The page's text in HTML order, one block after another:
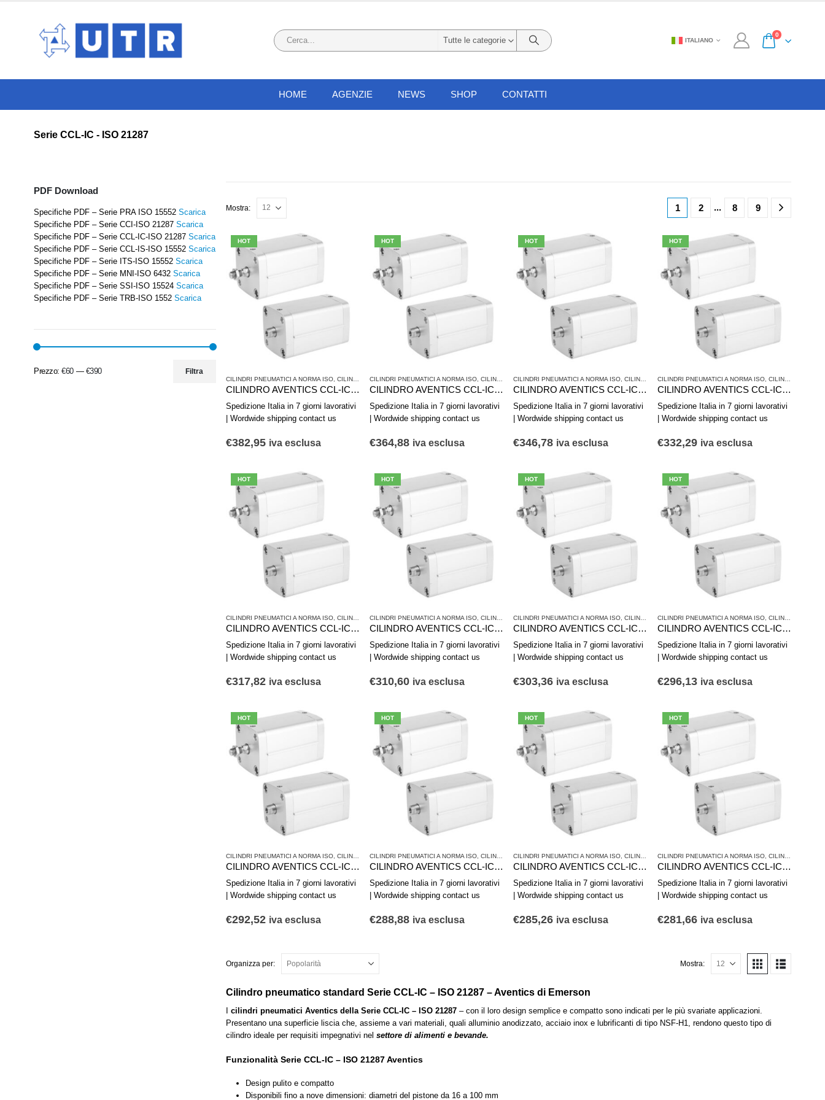
Tutte le categorie ITALIANO
0
HOME AGENZIE NEWS SHOP CONTATTI
Serie CCL-IC - ISO 21287
Cilindro pneumatico standard Serie CCL-IC – ISO 21287 – Aventics di Emerson
cilindri pneumatici Aventics della Serie CCL-IC – ISO 21287– con il loro design semplice e compatto sono indicati per le più svariate applicazioni.
Presentano una superficie liscia che, assieme a vari materiali, quali alluminio anodizzato, acciaio inox e lubrificanti di tipo NSF-H1, rendono questo tipo di
cilindro ideale per requisiti impegnativi nel settore di alimenti e bevande.
Funzionalità Serie CCL-IC – ISO 21287 Aventics
Design pulito e compatto
Disponibili fino a nove dimensioni: diametri del pistone da 16 a 100 mm
Organizza per: Mostra:
HOT
CILINDRI PNEUMATICI A NORMA ISO, CILINDRI PNEUMATICI E AZIONAMENTI ,SERIE CCL-IC - ISO 21287
CILINDRO AVENTICS CCL-IC R480668786
Spedizione Italia in 7 giorni lavorativi
| Wordwide shipping contact us
€382,95 iva esclusa
HOT
CILINDRI PNEUMATICI A NORMA ISO, CILINDRI PNEUMATICI E AZIONAMENTI ,SERIE CCL-IC - ISO 21287
CILINDRO AVENTICS CCL-IC R480668785
Spedizione Italia in 7 giorni lavorativi
| Wordwide shipping contact us
€364,88 iva esclusa
HOT
CILINDRI PNEUMATICI A NORMA ISO ,CILINDRI PNEUMATICI E AZIONAMENTI ,SERIE CCL-IC - ISO 21287
CILINDRO AVENTICS CCL-IC R480668784
Spedizione Italia in 7 giorni lavorativi
| Wordwide shipping contact us
€346,78 iva esclusa
HOT
CILINDRI PNEUMATICI A NORMA ISO, CILINDRI PNEUMATICI E AZIONAMENTI
CILINDRO AVENTICS CCL-IC R480668783
Spedizione Italia in 7 giorni lavorativi
| Wordwide shipping contact us
€332,29 iva esclusa
HOT
CILINDRI PNEUMATICI A NORMA ISO, CILINDRI PNEUMATICI E AZIONAMENTI ,SERIE CCL-IC - ISO 21287
CILINDRO AVENTICS CCL-IC R480668782
Spedizione Italia in 7 giorni lavorativi
| Wordwide shipping contact us
€317,82 iva esclusa
HOT
CILINDRI PNEUMATICI A NORMA ISO, CILINDRI PNEUMATICI E AZIONAMENTI ,SERIE CCL-IC - ISO 21287
CILINDRO AVENTICS CCL-IC R480668781
Spedizione Italia in 7 giorni lavorativi
| Wordwide shipping contact us
€310,60 iva esclusa
HOT
CILINDRI PNEUMATICI A NORMA ISO ,CILINDRI PNEUMATICI E AZIONAMENTI ,SERIE CCL-IC - ISO 21287
CILINDRO AVENTICS CCL-IC R480668780
Spedizione Italia in 7 giorni lavorativi
| Wordwide shipping contact us
€303,36 iva esclusa
HOT
CILINDRI PNEUMATICI A NORMA ISO, CILINDRI PNEUMATICI E AZIONAMENTI
CILINDRO AVENTICS CCL-IC R480668779
Spedizione Italia in 7 giorni lavorativi
| Wordwide shipping contact us
€296,13 iva esclusa
HOT
CILINDRI PNEUMATICI A NORMA ISO, CILINDRI PNEUMATICI E AZIONAMENTI ,SERIE CCL-IC - ISO 21287
CILINDRO AVENTICS CCL-IC R480668778
Spedizione Italia in 7 giorni lavorativi
| Wordwide shipping contact us
€292,52 iva esclusa
HOT
CILINDRI PNEUMATICI A NORMA ISO, CILINDRI PNEUMATICI E AZIONAMENTI ,SERIE CCL-IC - ISO 21287
CILINDRO AVENTICS CCL-IC R480668777
Spedizione Italia in 7 giorni lavorativi
| Wordwide shipping contact us
€288,88 iva esclusa
HOT
CILINDRI PNEUMATICI A NORMA ISO,CILINDRI PNEUMATICI E AZIONAMENTI ,SERIE CCL-IC - ISO 21287
CILINDRO AVENTICS CCL-IC R480668776
Spedizione Italia in 7 giorni lavorativi
| Wordwide shipping contact us
€285,26 iva esclusa
HOT
CILINDRI PNEUMATICI A NORMA ISO, CILINDRI PNEUMATICI E AZIONAMENTI
CILINDRO AVENTICS CCL-IC R480668775
Spedizione Italia in 7 giorni lavorativi
| Wordwide shipping contact us
€281,66 iva esclusa
Mostra: 1 2 ... 8 9
PDF Download
Specifiche PDF – Serie PRA ISO 15552 Scarica
Specifiche PDF – Serie CCI-ISO 21287 Scarica
Specifiche PDF – Serie CCL-IC-ISO 21287 Scarica
Specifiche PDF – Serie CCL-IS-ISO 15552 Scarica
Specifiche PDF – Serie ITS-ISO 15552 Scarica
Specifiche PDF – Serie MNI-ISO 6432 Scarica
Specifiche PDF – Serie SSI-ISO 15524 Scarica
Specifiche PDF – Serie TRB-ISO 1552 Scarica
Filtra
Prezzo:€60 — €390